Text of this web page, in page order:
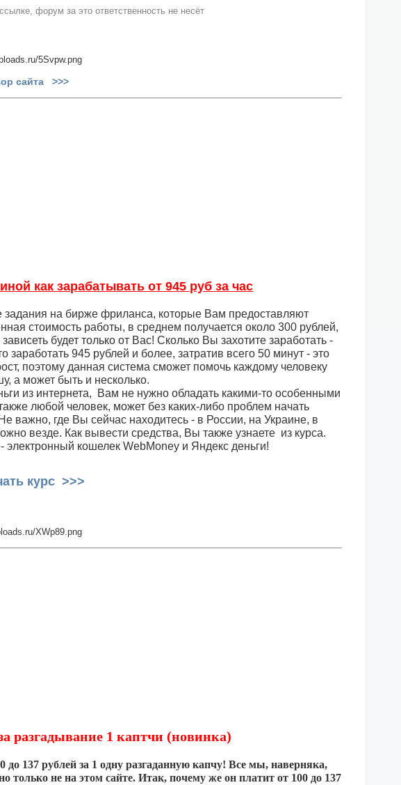
форум за это ответственность не несёт
сайта >>>
как зарабатывать от 945 руб за час
на бирже фриланса, которые Вам предоставляют
стоимость работы, в среднем получается около 300 рублей,
будет только от Вас! Сколько Вы захотите заработать -
заработать 945 рублей и более, затратив всего 50 минут - это
поэтому данная система сможет помочь каждому человеку
а может быть и несколько.
из интернета, Вам не нужно обладать какими-то особенными
любой человек, может без каких-либо проблем начать
важно, где Вы сейчас находитесь - в России, на Украине, в
везде. Как вывести средства, Вы также узнаете из курса.
кошелек WebMoney и Яндекс деньги!
курс >>>
разгадывание 1 каптчи (новинка)
137 рублей за 1 одну разгаданную капчу! Все мы, наверняка,
только не на этом сайте. Итак, почему же он платит от 100 до 137